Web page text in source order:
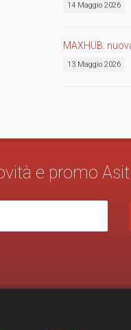
14 Maggio 2026
MAXHUB:
13 Maggio 2026
e promo Asit!